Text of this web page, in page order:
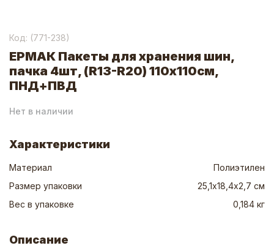
Код: (771-238)
ЕРМАК Пакеты для хранения шин,
пачка 4шт, (R13-R20) 110х110см,
ПНД+ПВД
Нет в наличии
Характеристики
Материал
Полиэтилен
Размер упаковки
25,1х18,4х2,7 см
Вес в упаковке
0,184 кг
Описание